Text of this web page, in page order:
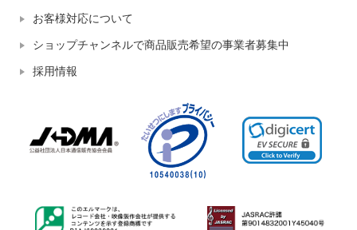
お客様対応について
ショップチャンネルで商品販売希望の事業者募集中
採用情報